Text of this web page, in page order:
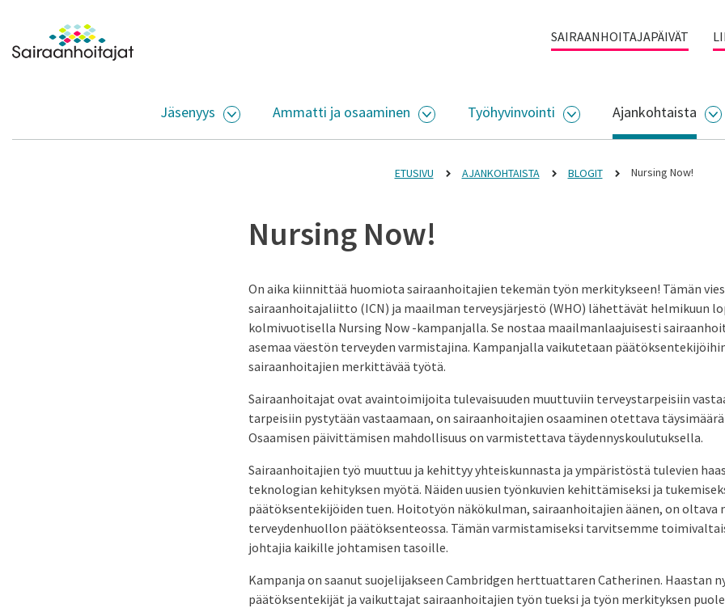
Siirry sisältöön
Etusivulle SAIRAANHOITAJAPÄIVÄT
Jäsenyys
AVAA ALASIVUJEN VALIKKO
Ammatti ja osaaminen
AVAA ALASIVUJEN VALIKKO
Työhyvinvointi
AVAA ALASIVUJEN
Ajankohtaista
ETUSIVU AJANKOHTAISTA BLOGIT Nursing Now!
Nursing Now!
On aika kiinnittää huomiota sairaanhoitajien tekemän työn merkitykseen! Tämän
sairaanhoitajaliitto (ICN) ja maailman terveysjärjestö (WHO) lähettävät helmikuun
kolmivuotisella Nursing Now -kampanjalla. Se nostaa maailmanlaajuisesti
asemaa väestön terveyden varmistajina. Kampanjalla vaikutetaan
sairaanhoitajien merkittävää työtä.
Sairaanhoitajat ovat avaintoimijoita tulevaisuuden muuttuviin terveystarpeisiin
tarpeisiin pystytään vastaamaan, on sairaanhoitajien osaaminen otettava
Osaamisen päivittämisen mahdollisuus on varmistettava täydennyskoulutuksella.
Sairaanhoitajien työ muuttuu ja kehittyy yhteiskunnasta ja ympäristöstä tulevien
teknologian kehityksen myötä. Näiden uusien työnkuvien kehittämiseksi ja
päätöksentekijöiden tuen. Hoitotyön näkökulman, sairaanhoitajien äänen, on oltava
terveydenhuollon päätöksenteossa. Tämän varmistamiseksi tarvitsemme
johtajia kaikille johtamisen tasoille.
Kampanja on saanut suojelijakseen Cambridgen herttuattaren Catherinen. Haastan
päätöksentekijät ja vaikuttajat sairaanhoitajien työn tueksi ja työn merkityksen